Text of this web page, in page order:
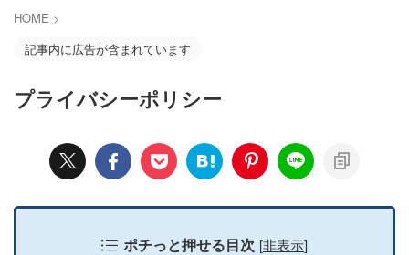
HOME >
記事内に広告が含まれています
プライバシーポリシー
ポチっと押せる目次 [非表示]